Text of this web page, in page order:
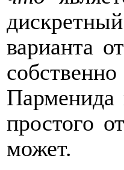
варианта
Парменида
простого
может.